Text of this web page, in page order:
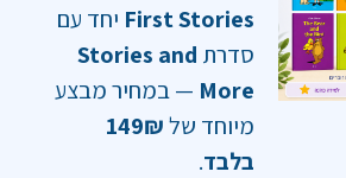
First Stories יחד עם
סדרת Stories and
More — במחיר מבצע
מיוחד של149₪
בלבד.